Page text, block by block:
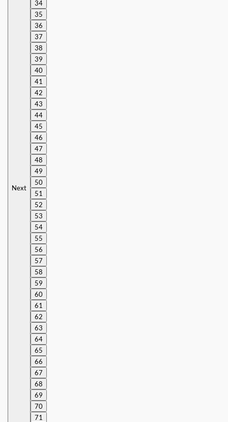
Next
34
35
36
37
38
39
40
41
42
43
44
45
46
47
48
49
50
51
52
53
54
55
56
57
58
59
60
61
62
63
64
65
66
67
68
69
70
71